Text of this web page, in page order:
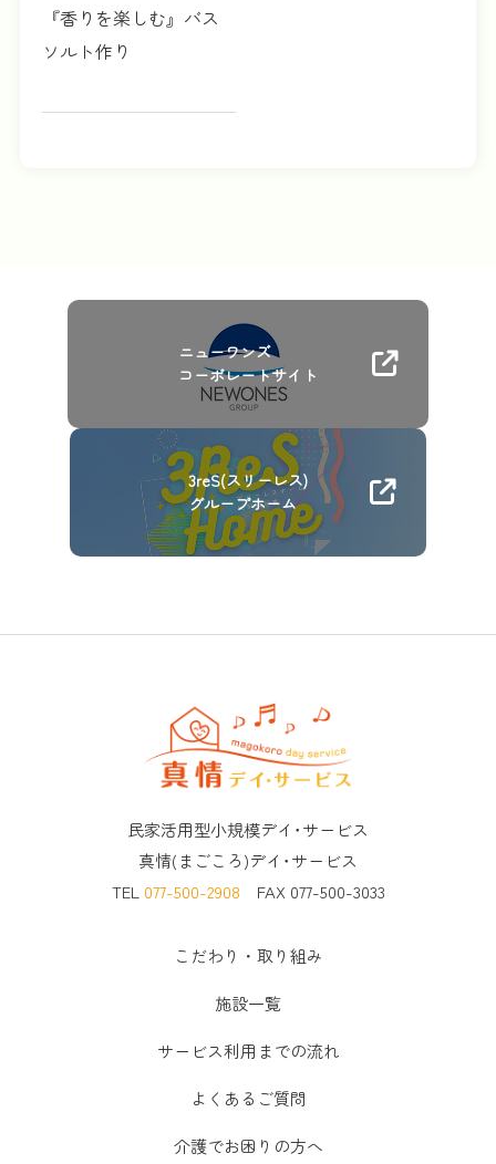
『香りを楽しむ』バス
ソルト作り
ニューワンズ
コーポレートサイト
3reS(スリーレス)
グループホーム
民家活用型小規模デイ･サービス
真情(まごころ)デイ･サービス
TEL 077-500-2908 FAX 077-500-3033
こだわり・取り組み
施設一覧
サービス利用までの流れ
よくあるご質問
介護でお困りの方へ